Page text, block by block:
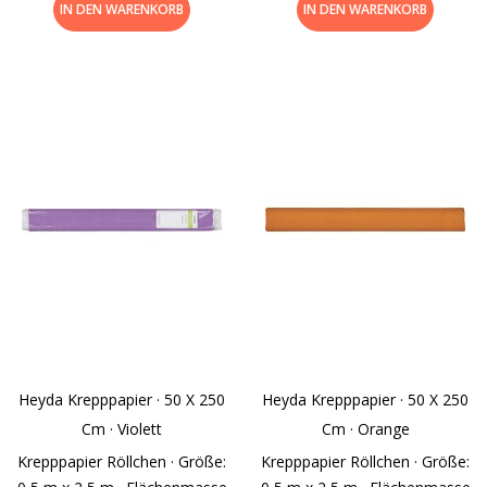
IN DEN WARENKORB IN DEN WARENKORB
Heyda Krepppapier · 50 X 250
Cm · Violett
Krepppapier Röllchen · Größe:
Heyda Krepppapier · 50 X 250
Cm · Orange
Krepppapier Röllchen · Größe: